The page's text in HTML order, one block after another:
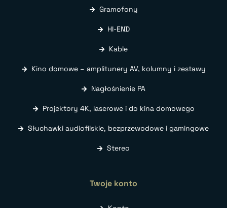
Gramofony
HI-END
Kable
Kino domowe – amplitunery AV, kolumny i zestawy
Nagłośnienie PA
Projektory 4K, laserowe i do kina domowego
Słuchawki audiofilskie, bezprzewodowe i gamingowe
Stereo
Twoje konto